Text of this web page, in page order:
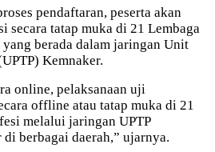
pendaftaran, peserta akan
secara tatap muka di 21 Lembaga
berada dalam jaringan Unit
Kemnaker.
online, pelaksanaan uji
offline atau tatap muka di 21
melalui jaringan UPTP
berbagai daerah,” ujarnya.